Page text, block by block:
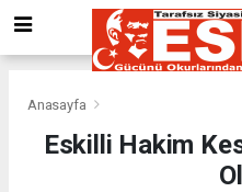
Anasayfa
Eskilli Hakim